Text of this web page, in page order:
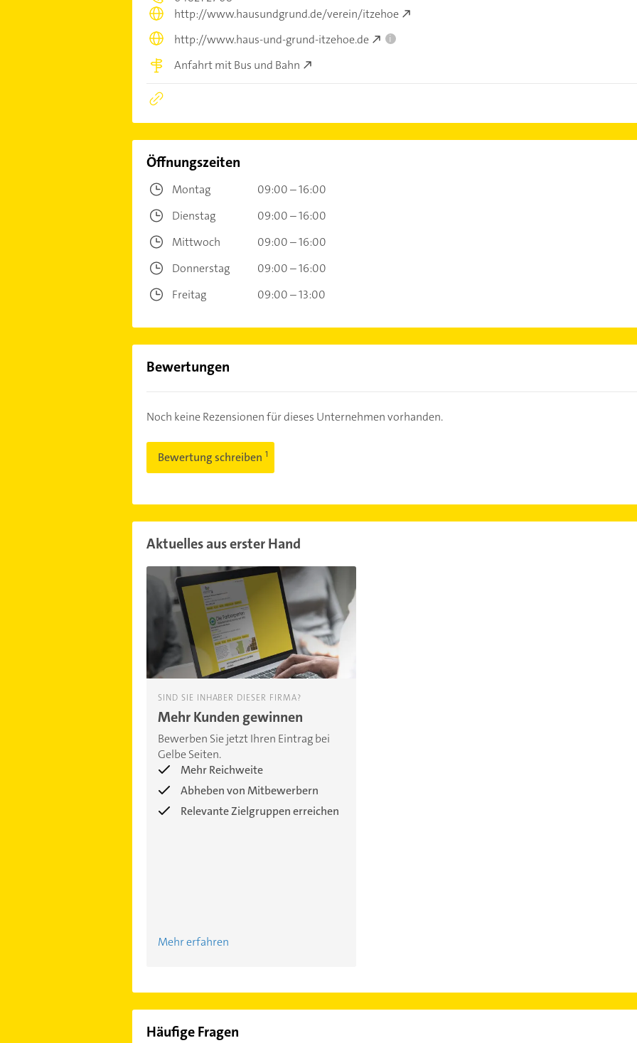
http://www.hausundgrund.de/verein/itzehoe
http://www.haus-und-grund-itzehoe.de
i
Anfahrt mit Bus und Bahn
Öffnungszeiten
Montag
09:00 – 16:00
Dienstag
09:00 – 16:00
Mittwoch
09:00 – 16:00
Donnerstag
09:00 – 16:00
Freitag
09:00 – 13:00
Bewertungen
Noch keine Rezensionen für dieses Unternehmen vorhanden.
Bewertung schreiben
Aktuelles aus erster Hand
SIND SIE INHABER DIESER FIRMA?
Mehr Kunden gewinnen
Bewerben Sie jetzt Ihren Eintrag bei
Gelbe Seiten.
Mehr Reichweite
Abheben von Mitbewerbern
Relevante Zielgruppen erreichen
Mehr erfahren
Häufige Fragen